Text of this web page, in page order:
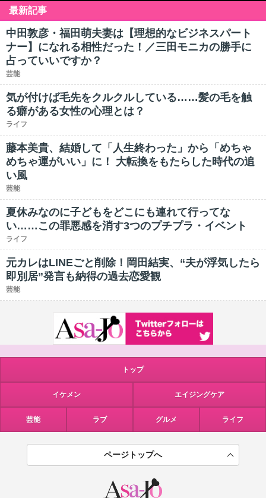
最新記事
中田敦彦・福田萌夫妻は【理想的なビジネスパート
ナー】になれる相性だった！／三田モニカの勝手に
占っていいですか？
芸能
気が付けば毛先をクルクルしている……髪の毛を触
る癖がある女性の心理とは？
ライフ
藤本美貴、結婚して「人生終わった」から「めちゃ
めちゃ運がいい」に！ 大転換をもたらした時代の追
い風
芸能
夏休みなのに子どもをどこにも連れて行ってな
い……この罪悪感を消す3つのプチプラ・イベント
ライフ
元カレはLINEごと削除！岡田結実、“夫が浮気したら
即別居”発言も納得の過去恋愛観
芸能
トップ
イケメン エイジングケア
芸能 ラブ グルメ ライフ
ページトップへ